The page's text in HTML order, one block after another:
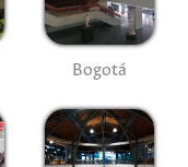
Bogotá